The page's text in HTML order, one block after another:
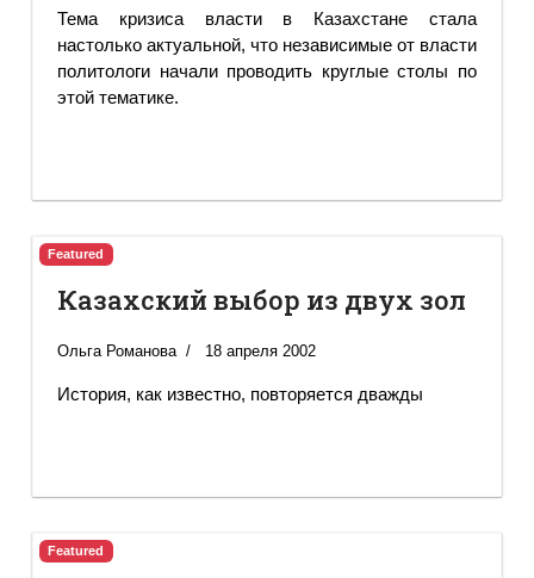
Тема кризиса власти в Казахстане стала
настолько актуальной, что независимые от власти
политологи начали проводить круглые столы по
этой тематике.
Featured
Казахский выбор из двух зол
Ольга Романова 18 апреля 2002
История, как известно, повторяется дважды
Featured